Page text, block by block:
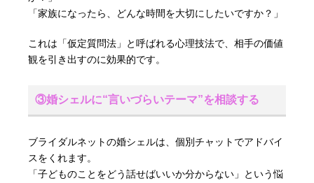
「家族になったら、どんな時間を大切にしたいですか？」
これは「仮定質問法」と呼ばれる心理技法で、相手の価値
観を引き出すのに効果的です。
③婚シェルに“言いづらいテーマ”を相談する
ブライダルネットの婚シェルは、個別チャットでアドバイ
スをくれます。
「子どものことをどう話せばいいか分からない」という悩